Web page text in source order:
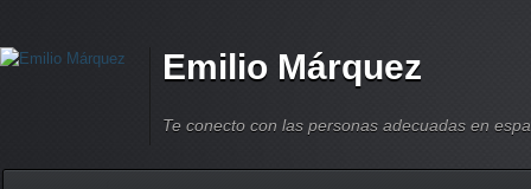
Emilio Márquez
Te conecto con las personas adecuadas en